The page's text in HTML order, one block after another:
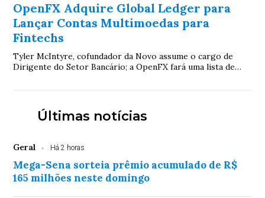
OpenFX Adquire Global Ledger para
Lançar Contas Multimoedas para
Fintechs
Tyler McIntyre, cofundador da Novo assume o cargo de
Dirigente do Setor Bancário; a OpenFX fará uma lista de
Últimas notícias
Geral Há 2 horas
Mega-Sena sorteia prêmio acumulado de R$
165 milhões neste domingo